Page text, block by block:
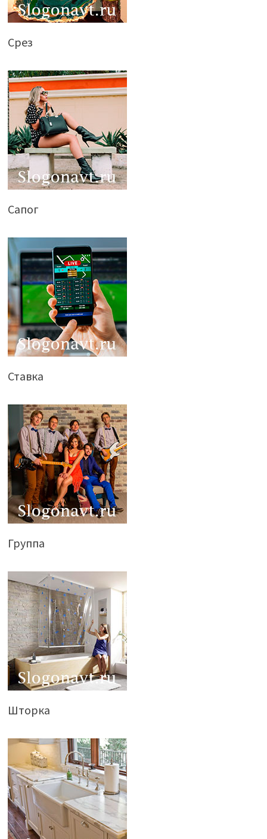
Срез
Сапог
Ставка
Группа
Шторка